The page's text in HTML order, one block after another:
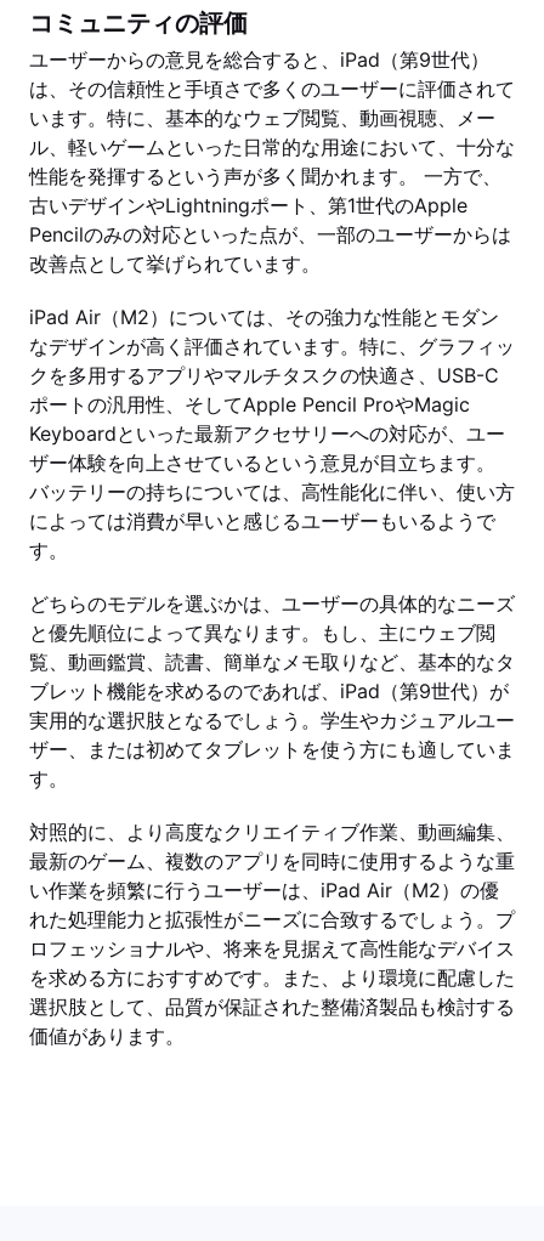
コミュニティの評価
ユーザーからの意見を総合すると、iPad（第9世代）
は、その信頼性と手頃さで多くのユーザーに評価されて
います。特に、基本的なウェブ閲覧、動画視聴、メー
ル、軽いゲームといった日常的な用途において、十分な
性能を発揮するという声が多く聞かれます。 一方で、
古いデザインやLightningポート、第1世代のApple
Pencilのみの対応といった点が、一部のユーザーからは
改善点として挙げられています。
iPad Air（M2）については、その強力な性能とモダン
なデザインが高く評価されています。特に、グラフィッ
クを多用するアプリやマルチタスクの快適さ、USB-C
ポートの汎用性、そしてApple Pencil ProやMagic
Keyboardといった最新アクセサリーへの対応が、ユー
ザー体験を向上させているという意見が目立ちます。
バッテリーの持ちについては、高性能化に伴い、使い方
によっては消費が早いと感じるユーザーもいるようで
す。
どちらのモデルを選ぶかは、ユーザーの具体的なニーズ
と優先順位によって異なります。もし、主にウェブ閲
覧、動画鑑賞、読書、簡単なメモ取りなど、基本的なタ
ブレット機能を求めるのであれば、iPad（第9世代）が
実用的な選択肢となるでしょう。学生やカジュアルユー
ザー、または初めてタブレットを使う方にも適していま
す。
対照的に、より高度なクリエイティブ作業、動画編集、
最新のゲーム、複数のアプリを同時に使用するような重
い作業を頻繁に行うユーザーは、iPad Air（M2）の優
れた処理能力と拡張性がニーズに合致するでしょう。プ
ロフェッショナルや、将来を見据えて高性能なデバイス
を求める方におすすめです。また、より環境に配慮した
選択肢として、品質が保証された整備済製品も検討する
価値があります。